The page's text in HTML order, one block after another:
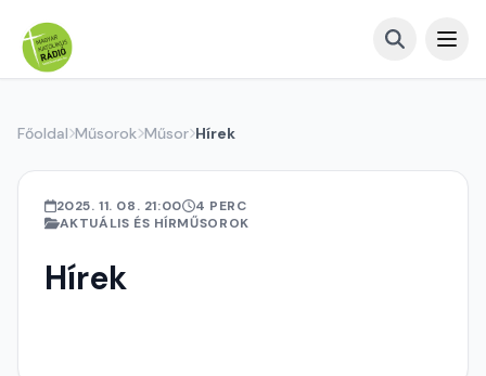
Főoldal Műsorok Műsor Hírek
2025. 11. 08. 21:00
4 PERC
AKTUÁLIS ÉS HÍRMŰSOROK
Hírek